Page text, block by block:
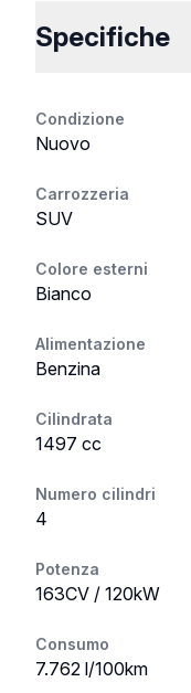
Specifiche
Condizione
Nuovo
Carrozzeria
SUV
Colore esterni
Bianco
Alimentazione
Benzina
Cilindrata
1497 cc
Numero cilindri
4
Potenza
163CV / 120kW
Consumo
7.762 l/100km